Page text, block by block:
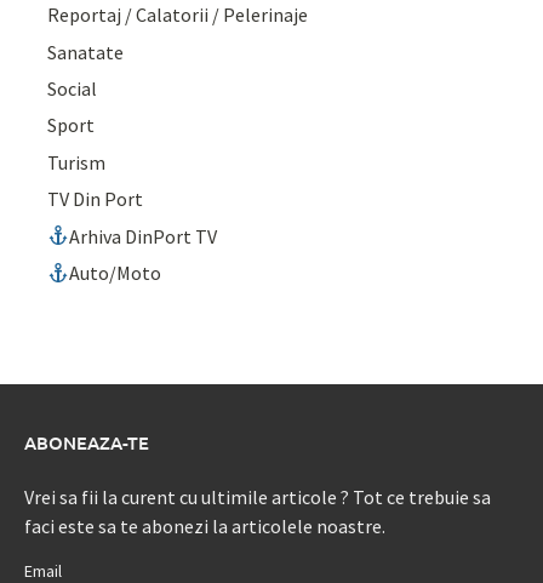
Reportaj / Calatorii / Pelerinaje
Sanatate
Social
Sport
Turism
TV Din Port
Arhiva DinPort TV
Auto/Moto
ABONEAZA-TE
Vrei sa fii la curent cu ultimile articole ? Tot ce trebuie sa
faci este sa te abonezi la articolele noastre.
Email